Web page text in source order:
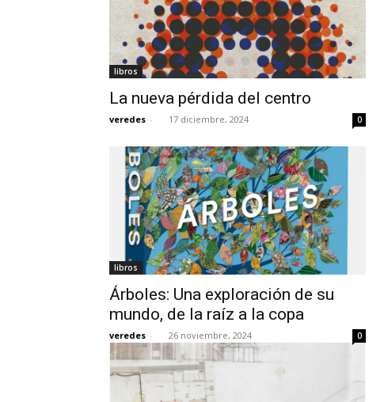
libros
La nueva pérdida del centro
veredes - 17 diciembre, 2024 0
libros
Árboles: Una exploración de su
mundo, de la raíz a la copa
veredes - 26 noviembre, 2024 0